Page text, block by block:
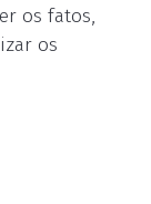
os fatos,
os